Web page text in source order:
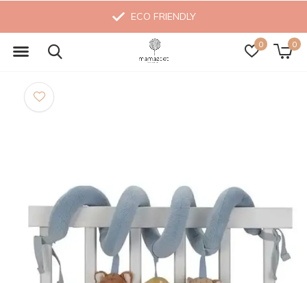
0 0
ECO FRIENDLY